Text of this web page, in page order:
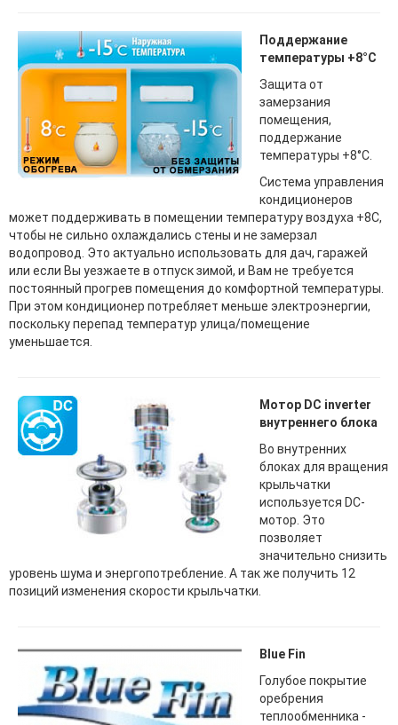
Поддержание
температуры +8°С
Защита от
замерзания
помещения,
поддержание
температуры +8°С.
Система управления
кондиционеров
может поддерживать в помещении температуру воздуха +8С,
чтобы не сильно охлаждались стены и не замерзал
водопровод. Это актуально использовать для дач, гаражей
или если Вы уезжаете в отпуск зимой, и Вам не требуется
постоянный прогрев помещения до комфортной температуры.
При этом кондиционер потребляет меньше электроэнергии,
поскольку перепад температур улица/помещение
уменьшается.
Мотор DC inverter
внутреннего блока
Во внутренних
блоках для вращения
крыльчатки
используется DC-
мотор. Это
позволяет
значительно снизить
уровень шума и энергопотребление. А так же получить 12
позиций изменения скорости крыльчатки.
Blue Fin
Голубое покрытие
оребрения
теплообменника -